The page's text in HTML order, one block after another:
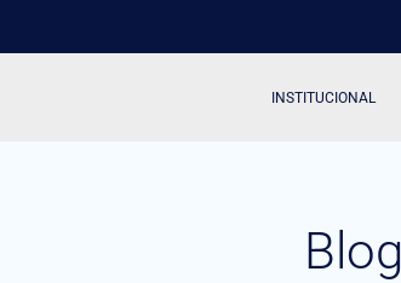
INSTITUCIONAL
Blog